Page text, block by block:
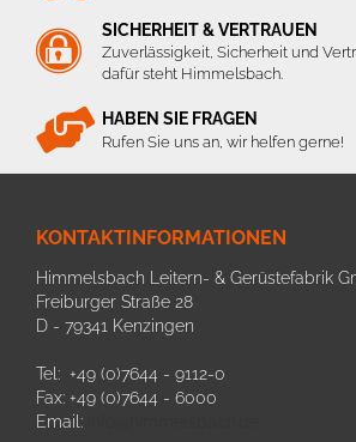
SICHERHEIT & VERTRAUEN
Zuverlässigkeit, Sicherheit und
dafür steht Himmelsbach.
HABEN SIE FRAGEN
Rufen Sie uns an, wir helfen gerne!
KONTAKTINFORMATIONEN
Himmelsbach Leitern- & Gerüstefabrik
Freiburger Straße 28
D - 79341 Kenzingen
Tel: +49 (0)7644 - 9112-0
Fax: +49 (0)7644 - 6000
Email: